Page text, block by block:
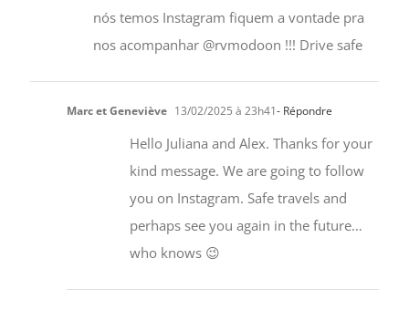
nós temos Instagram fiquem a vontade pra
nos acompanhar @rvmodoon !!! Drive safe
Marc et Geneviève 13/02/2025 à 23h41- Répondre
Hello Juliana and Alex. Thanks for your
kind message. We are going to follow
you on Instagram. Safe travels and
perhaps see you again in the future…
who knows 😉